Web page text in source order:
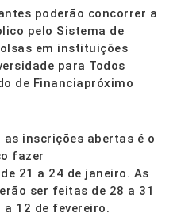
poderão concorrer a
pelo Sistema de
em instituições
para Todos
de Financiapróximo
inscrições abertas é o
fazer
21 a 24 de janeiro. As
ser feitas de 28 a 31
a 12 de fevereiro.